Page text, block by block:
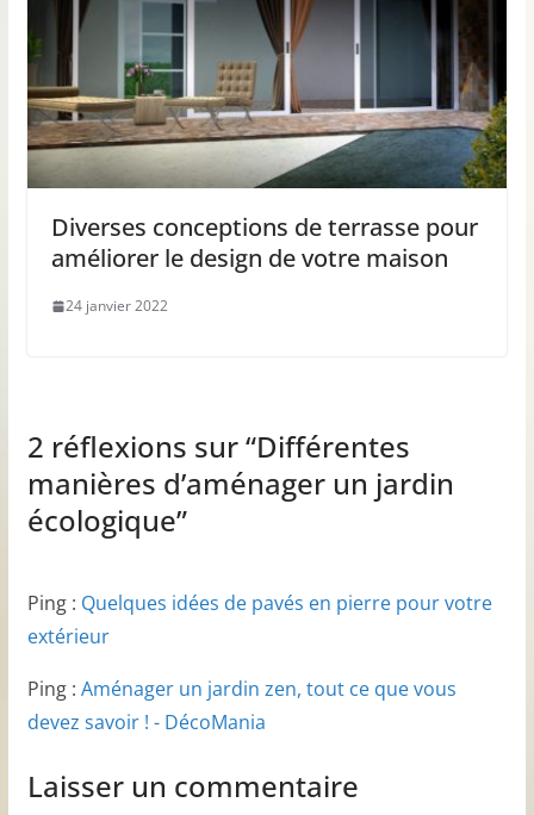
Diverses conceptions de terrasse pour
améliorer le design de votre maison
24 janvier 2022
2 réflexions sur “Différentes
manières d’aménager un jardin
écologique”
Ping : Quelques idées de pavés en pierre pour votre
extérieur
Ping : Aménager un jardin zen, tout ce que vous
devez savoir ! - DécoMania
Laisser un commentaire